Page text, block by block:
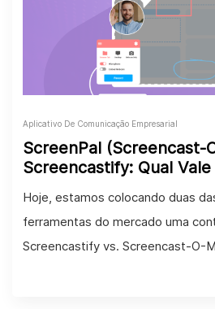
Aplicativo De Comunicação Empresarial
ScreenPal (Screencast-
Screencastify: Qual Vale
Hoje, estamos colocando duas
ferramentas do mercado uma
Screencastify vs. Screencast-O-